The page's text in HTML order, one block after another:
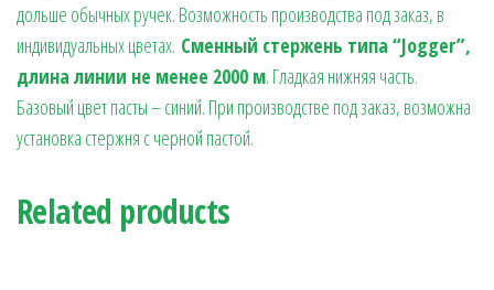
дольше обычных ручек. Возможность производства под заказ, в
индивидуальных цветах. Сменный стержень типа “Jogger”,
длина линии не менее 2000 м. Гладкая нижняя часть.
Базовый цвет пасты – синий. При производстве под заказ, возможна
установка стержня с черной пастой.
Related products